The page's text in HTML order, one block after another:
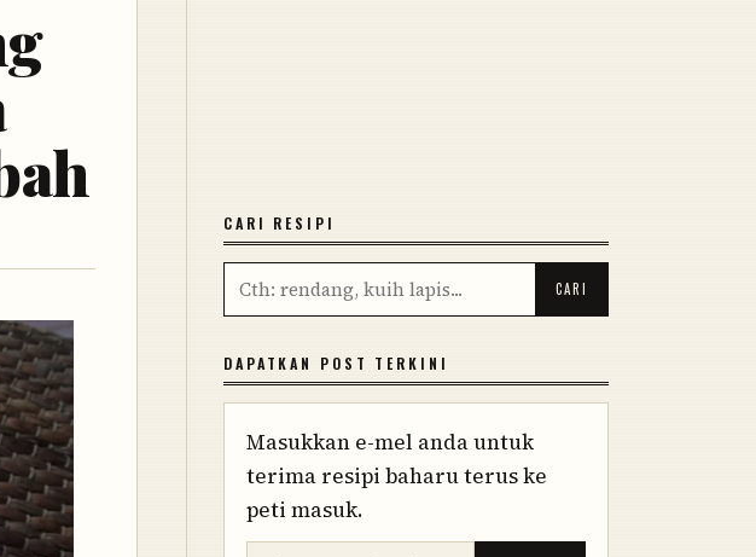
CARI RESIPI
DAPATKAN POST TERKINI
Masukkan e-mel anda untuk
terima resipi baharu terus ke
peti masuk.